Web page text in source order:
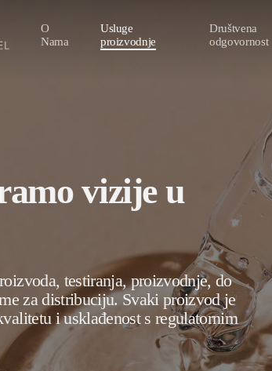
O
Nama
Usluge
proizvodnje
Društvena
odgovornost
vizije u
testiranja, proizvodnje, do
za distribuciju. Svaki proizvod je
i usklađenost s regulatornim